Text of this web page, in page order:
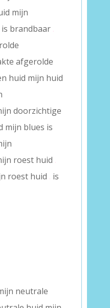
mijn
is brandbaar .
afgerolde
huid mijn huid
doorzichtige
mijn blues is
roest huid .
roest huid . is
neutrale